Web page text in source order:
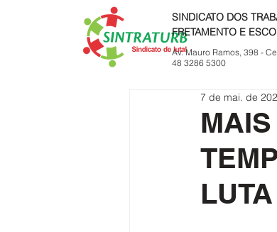
SINDICATO DOS
FRETAMENTO E
Av. Mauro Ramos, 398 -
48 3286 5300
LUTA
7 de mai. de